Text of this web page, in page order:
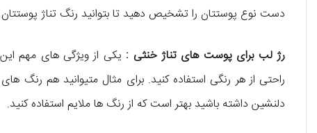
دست نوع پوستتان را تشخیص دهید تا بتوانید رنگ تناژ پوستتان
رژ لب برای پوست های تناژ خنثی : یکی از ویژگی های مهم
راحتی از هر رنگی استفاده کنید. برای مثال متیوانید هم رنگ
دلنشین داشته باشید بهتر است که از رنگ ها ملایم استفاده کنید.